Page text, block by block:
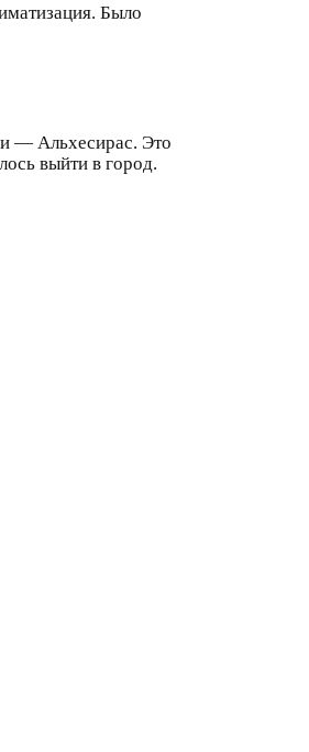
Было
— Альхесирас. Это
выйти в город.